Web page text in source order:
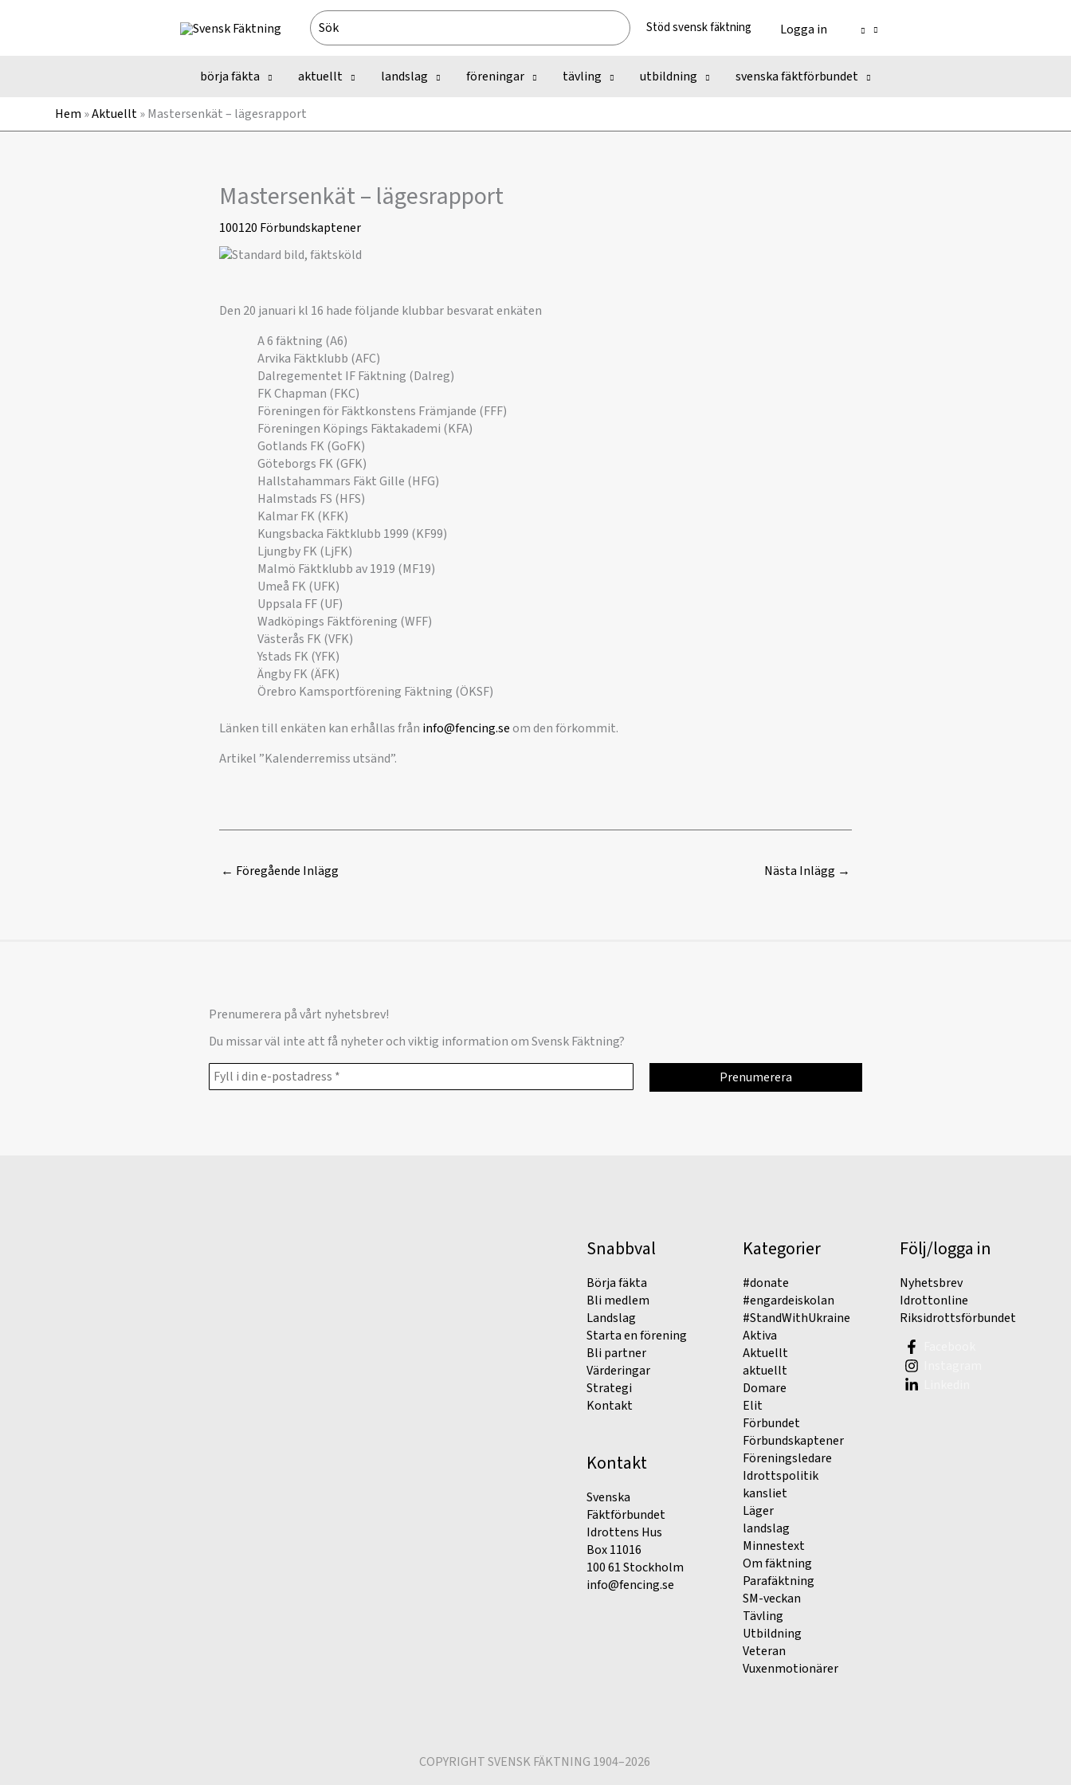
Search
for:
Stöd svensk fäktning Logga in
börja fäkta aktuellt landslag föreningar tävling utbildning svenska fäktförbundet
Hem »Aktuellt»Mastersenkät – lägesrapport
Mastersenkät – lägesrapport
100120 Förbundskaptener
Den 20 januari kl 16 hade följande klubbar besvarat enkäten
A 6 fäktning (A6)
Arvika Fäktklubb (AFC)
Dalregementet IF Fäktning (Dalreg)
FK Chapman (FKC)
Föreningen för Fäktkonstens Främjande (FFF)
Föreningen Köpings Fäktakademi (KFA)
Gotlands FK (GoFK)
Göteborgs FK (GFK)
Hallstahammars Fäkt Gille (HFG)
Halmstads FS (HFS)
Kalmar FK (KFK)
Kungsbacka Fäktklubb 1999 (KF99)
Ljungby FK (LjFK)
Malmö Fäktklubb av 1919 (MF19)
Umeå FK (UFK)
Uppsala FF (UF)
Wadköpings Fäktförening (WFF)
Västerås FK (VFK)
Ystads FK (YFK)
Ängby FK (ÄFK)
Örebro Kamsportförening Fäktning (ÖKSF)
Länken till enkäten kan erhållas från info@fencing.seom den förkommit.
Artikel ”Kalenderremiss utsänd”.
← Föregående Inlägg Nästa Inlägg →
Prenumerera på vårt nyhetsbrev!
Du missar väl inte att få nyheter och viktig information om Svensk Fäktning?
Snabbval
Börja fäkta
Bli medlem
Landslag
Starta en förening
Bli partner
Värderingar
Strategi
Kontakt
Kontakt
Svenska
Fäktförbundet
Idrottens Hus
Box 11016
100 61 Stockholm
info@fencing.se
Kategorier
#donate
#engardeiskolan
#StandWithUkraine
Aktiva
Aktuellt
aktuellt
Domare
Elit
Förbundet
Förbundskaptener
Föreningsledare
Idrottspolitik
kansliet
Läger
landslag
Minnestext
Om fäktning
Parafäktning
SM-veckan
Tävling
Utbildning
Veteran
Vuxenmotionärer
Följ/logga in
Nyhetsbrev
Idrottonline
Riksidrottsförbundet
COPYRIGHT SVENSK FÄKTNING 1904–2026